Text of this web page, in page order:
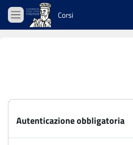
Vai al contenuto principale
Pannello laterale
Corsi
Autenticazione obbligatoria